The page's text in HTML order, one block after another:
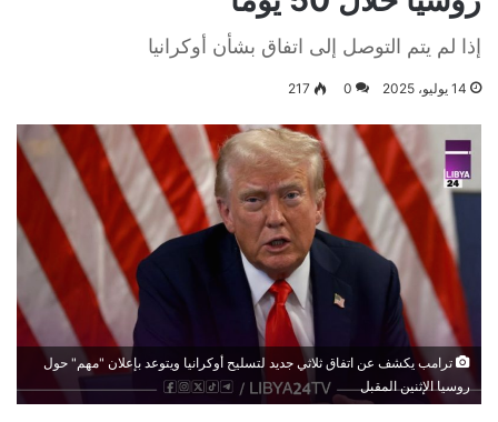
إذا لم يتم التوصل إلى اتفاق بشأن أوكرانيا
14 يوليو، 2025 0
217
ترامب يكشف عن اتفاق ثلاثي جديد لتسليح أوكرانيا ويتوعد بإعلان "مهم" حول
روسيا الإثنين المقبل